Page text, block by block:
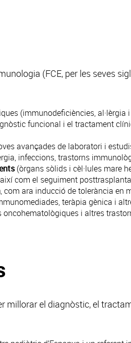
(FCE, per les seves
(immunodeficiències,
funcional i el tractament
avançades de laboratori i
infeccions, trastorns
(òrgans sòlids i cèl·lules mare
com el seguiment
, com ara inducció de tolerància en
teràpia gènica i
i altres
millorar el diagnòstic, el